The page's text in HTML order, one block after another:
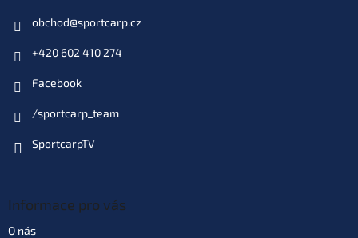
obchod@sportcarp.cz
+420 602 410 274
Facebook
/sportcarp_team
SportcarpTV
Informace pro vás
O nás